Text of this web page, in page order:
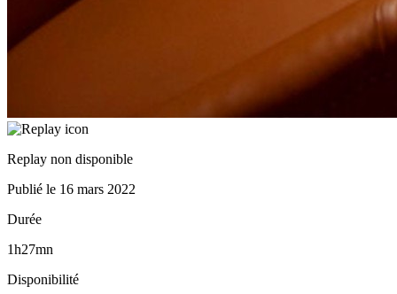
Replay non disponible
Publié le 16 mars 2022
Durée
1h27mn
Disponibilité